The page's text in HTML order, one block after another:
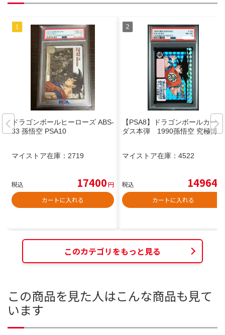
ドラゴンボールヒーローズ ABS-
33 孫悟空 PSA10
マイストア在庫： 2719
税込 17400円
カートに入れる
【PSA8】ドラゴンボールカード
ダス本弾 1990孫悟空 究極博
マイストア在庫： 4522
税込 14964
カートに入れる
このカテゴリをもっと見る
この商品を見た人はこんな商品も見て
います